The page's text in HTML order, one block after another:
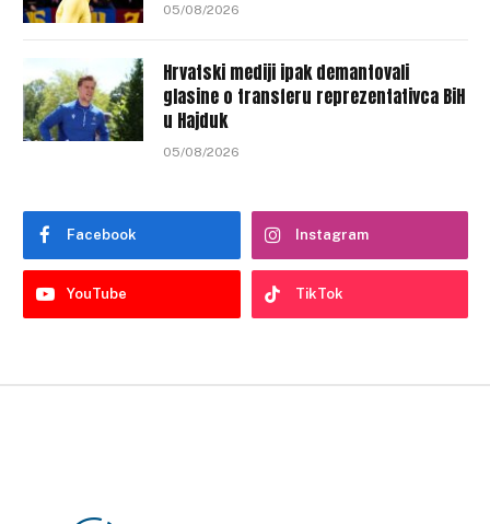
05/08/2026
Hrvatski mediji ipak demantovali
glasine o transferu reprezentativca BiH
u Hajduk
05/08/2026
Facebook Instagram
YouTube TikTok